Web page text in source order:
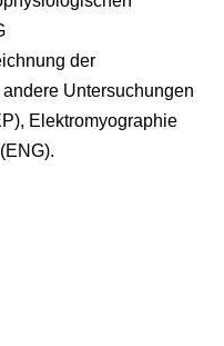
der
Untersuchungen
Elektromyographie